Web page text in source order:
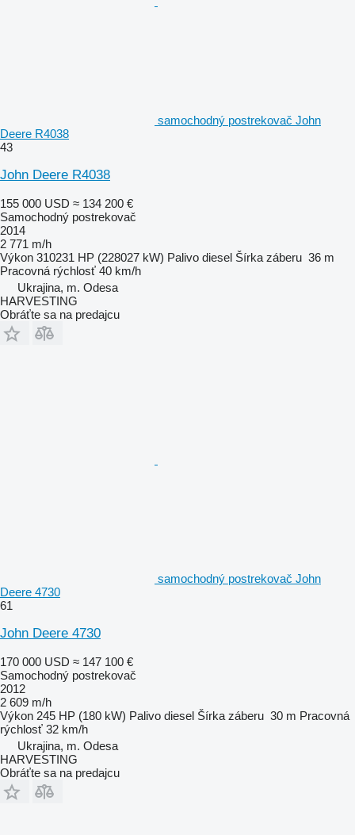
samochodný postrekovač John
Deere R4038
43
John Deere R4038
155 000 USD ≈ 134 200 €
Samochodný postrekovač
2014
2 771 m/h
Výkon 310231 HP (228027 kW) Palivo diesel Šírka záberu 36 m
Pracovná rýchlosť 40 km/h
Ukrajina, m. Odesa
HARVESTING
Obráťte sa na predajcu
samochodný postrekovač John
Deere 4730
61
John Deere 4730
170 000 USD ≈ 147 100 €
Samochodný postrekovač
2012
2 609 m/h
Výkon 245 HP (180 kW) Palivo diesel Šírka záberu 30 m Pracovná
rýchlosť 32 km/h
Ukrajina, m. Odesa
HARVESTING
Obráťte sa na predajcu